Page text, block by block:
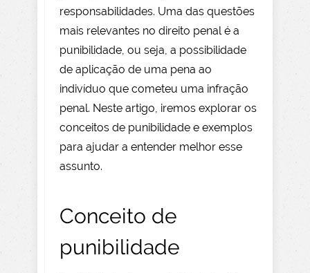
responsabilidades. Uma das questões
mais relevantes no direito penal é a
punibilidade, ou seja, a possibilidade
de aplicação de uma pena ao
indivíduo que cometeu uma infração
penal. Neste artigo, iremos explorar os
conceitos de punibilidade e exemplos
para ajudar a entender melhor esse
assunto.
Conceito de
punibilidade